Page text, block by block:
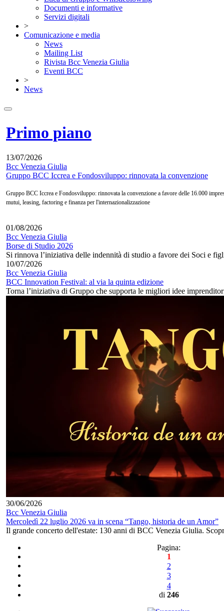
Documenti e informative
Servizi digitali
>
Comunicazione e media
News
Mailing List
Rivista Bcc Venezia Giulia
Eventi BCC
>
News
Primo piano
13/07/2026
Bcc Venezia Giulia
Gruppo BCC Iccrea e Fondosviluppo: rinnovata la convenzione
Gruppo BCC Iccrea e Fondosviluppo: rinnovata la convenzione a favore delle 16.000
mutui, leasing, factoring e finanza per l'internazionalizzazione
01/08/2026
Bcc Venezia Giulia
Borse di Studio 2026
Si rinnova l’iniziativa delle indennità di studio a favore dei Soci e
10/07/2026
Bcc Venezia Giulia
BCC Innovation Festival: al via la quinta edizione
Torna l’iniziativa di Gruppo che supporta le migliori idee
30/06/2026
Bcc Venezia Giulia
Mercoledì 22 luglio 2026 va in scena “Tango, historia de un Amor”
Il grande concerto dell'estate: 130 anni di BCC Venezia Giulia.
Pagina:
1
2
3
4
di 246